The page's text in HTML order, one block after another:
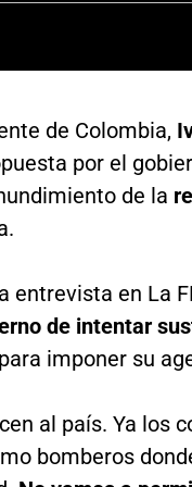
de Colombia,
por el
de la
entrevista en La
de intentar
imponer su
al país. Ya los
bomberos